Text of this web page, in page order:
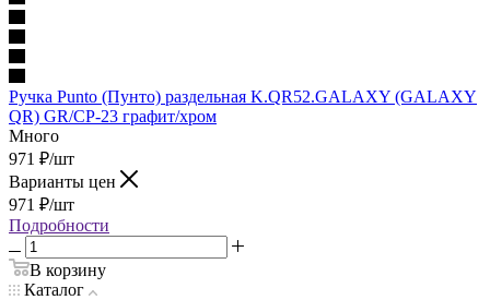
Ручка Punto (Пунто) раздельная K.QR52.GALAXY (GALAXY
QR) GR/CP-23 графит/хром
Много
971 ₽/шт
Варианты цен
971 ₽/шт
Подробности
В корзину
Каталог